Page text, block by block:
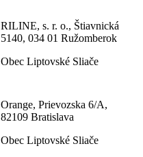
RILINE, s. r. o., Štiavnická
5140, 034 01 Ružomberok
Obec Liptovské Sliače
Orange, Prievozska 6/A,
82109 Bratislava
Obec Liptovské Sliače